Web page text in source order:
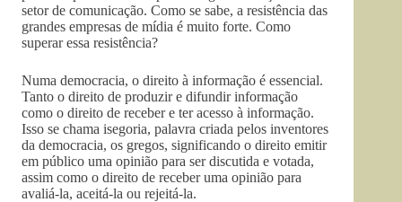
setor de comunicação. Como se sabe, a resistência das
grandes empresas de mídia é muito forte. Como
superar essa resistência?
Numa democracia, o direito à informação é essencial.
Tanto o direito de produzir e difundir informação
como o direito de receber e ter acesso à informação.
Isso se chama isegoria, palavra criada pelos inventores
da democracia, os gregos, significando o direito emitir
em público uma opinião para ser discutida e votada,
assim como o direito de receber uma opinião para
avaliá-la, aceitá-la ou rejeitá-la.